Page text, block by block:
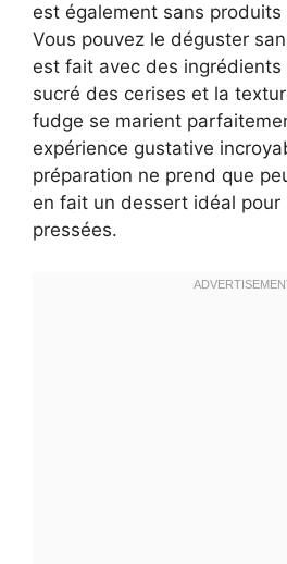
est également sans produits
Vous pouvez le déguster
est fait avec des ingrédients
sucré des cerises et la
fudge se marient
expérience gustative
préparation ne prend que
en fait un dessert idéal pour
pressées.